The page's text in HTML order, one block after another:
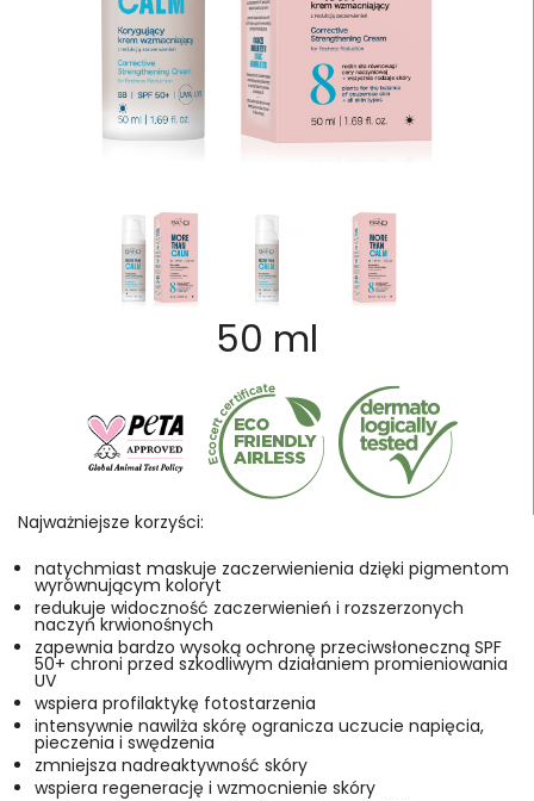
50 ml
Najważniejsze korzyści:
natychmiast maskuje zaczerwienienia dzięki pigmentom
wyrównującym koloryt
redukuje widoczność zaczerwienień i rozszerzonych
naczyń krwionośnych
zapewnia bardzo wysoką ochronę przeciwsłoneczną SPF
50+ chroni przed szkodliwym działaniem promieniowania
UV
wspiera profilaktykę fotostarzenia
intensywnie nawilża skórę ogranicza uczucie napięcia,
pieczenia i swędzenia
zmniejsza nadreaktywność skóry
wspiera regenerację i wzmocnienie skóry